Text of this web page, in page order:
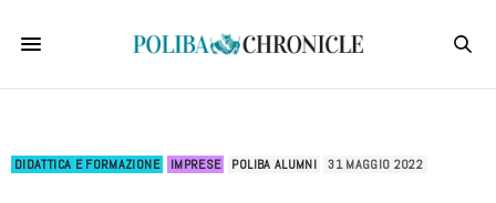
DIDATTICA E FORMAZIONE IMPRESE POLIBA ALUMNI 31 MAGGIO 2022